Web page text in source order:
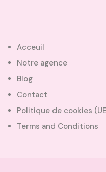
Acceuil
Notre agence
Blog
Contact
Politique de cookies
Terms and Conditions